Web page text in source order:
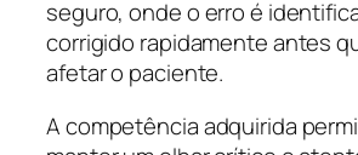
seguro, onde o erro é
corrigido rapidamente antes
afetar o paciente.
A competência adquirida